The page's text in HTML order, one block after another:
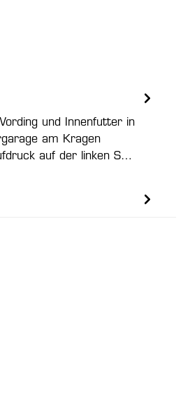
und Innenfutter in
am Kragen
auf der linken S…